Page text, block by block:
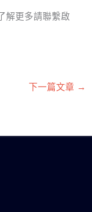
解更多請聯繫啟
下一篇文章 →